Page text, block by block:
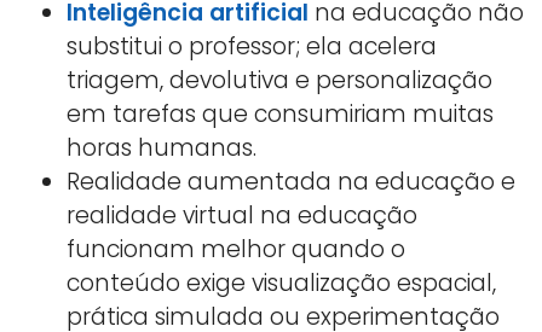
Inteligência artificial na educação não
substitui o professor; ela acelera
triagem, devolutiva e personalização
em tarefas que consumiriam muitas
horas humanas.
Realidade aumentada na educação e
realidade virtual na educação
funcionam melhor quando o
conteúdo exige visualização espacial,
prática simulada ou experimentação